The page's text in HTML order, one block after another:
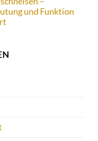
und Funktion